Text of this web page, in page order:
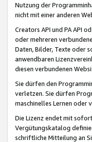
Nutzung der
nicht mit einer anderen
Creators API und PA API
oder mehreren
Daten, Bilder, Texte oder
anwendbaren
diesen verbundenen
Sie dürfen den
verletzen. Sie dürfen
maschinelles Lernen oder
Die Lizenz endet mit
Vergütungskatalog
schriftliche Mitteilung an